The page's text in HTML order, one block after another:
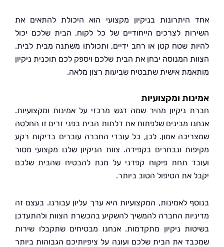
בניקיון מקצועי הוא היכולת להתאים את
לצרכים הייחודיים של כל לקוח. הבית שלכם יכול
שטח קטן או רחב ידיים, ותכולתו משתנה מבית לבית.
המנוסה יבחן את הבית שלכם ויספק לכם תוכנית ניקיון
אישית שתבטיח שביעות רצון מלאה.
ומקצועיות
ניקיון מהיר שמה דגש מרכזי על אמינות ומקצועיות.
מבינים שלפתוח את דלתות הבית בפני זרים זו החלטה
אמון. לכן, כל עובדי החברה עוברים בדיקות רקע
ונבחרים בקפידה. צוות הניקיון שלנו מקצועי מסור
תחת פיקוח קפדני על מנת להבטיח שהבית שלכם
את הטיפול הטוב ביותר.
לאמינות, המקצועיות היא ערך עליון עבורנו. בעצם זה
החברה להמשיך להשקיע בהכשרת הצוות ולהתעדכן
ניקיון מתקדמות. אנחנו מבטיחים שתקבלו שירות
את הבית שלכם ועונה על ציפיותיכם הגבוהות ביותר